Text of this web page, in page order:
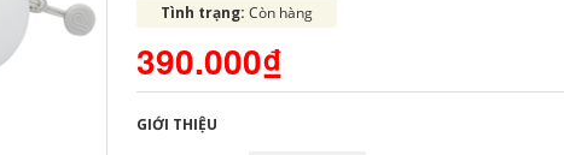
Tình trạng: Còn hàng
390.000₫
GIỚI THIỆU